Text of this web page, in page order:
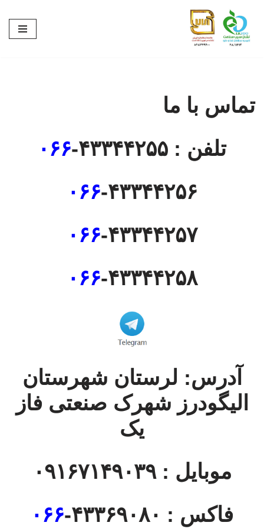
پرش
تماس با ما
تلفن : ۴۳۳۴۴۲۵۵-
۰۶۶
۰۶۶-۴۳۳۴۴۲۵۶
۰۶۶-۴۳۳۴۴۲۵۷
۰۶۶-۴۳۳۴۴۲۵۸
آدرس: لرستان شهرستان
الیگودرز شهرک صنعتی فاز
یک
موبایل : ۰۹۱۶۷۱۴۹۰۳۹
فاکس : ۴۳۳۶۹۰۸۰-
۰۶۶